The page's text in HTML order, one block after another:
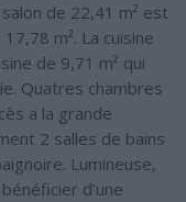
de 22,41 m² est
m². La cuisine
de 9,71 m² qui
Quatres chambres
a la grande
2 salles de bains
Lumineuse,
d’une